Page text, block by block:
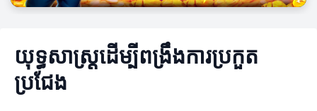
យុទ្ធសាស្ត្រដើម្បីពង្រឹងការប្រកួត
ប្រជែង